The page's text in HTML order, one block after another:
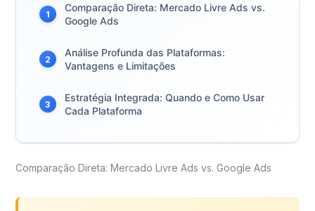
1
Comparação Direta: Mercado Livre Ads vs.
Google Ads
2
Análise Profunda das Plataformas:
Vantagens e Limitações
3
Estratégia Integrada: Quando e Como Usar
Cada Plataforma
Comparação Direta: Mercado Livre Ads vs. Google Ads